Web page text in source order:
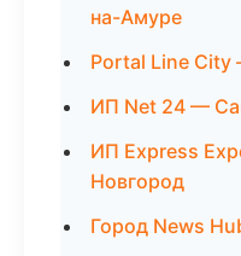
на-Амуре
Portal Line
ИП Net 24 —
ИП Express
Новгород
Город News